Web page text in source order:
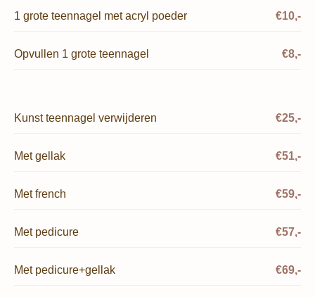
1 grote teennagel met acryl poeder €10,-
Opvullen 1 grote teennagel €8,-
Kunst teennagel verwijderen €25,-
Met gellak €51,-
Met french €59,-
Met pedicure €57,-
Met pedicure+gellak €69,-